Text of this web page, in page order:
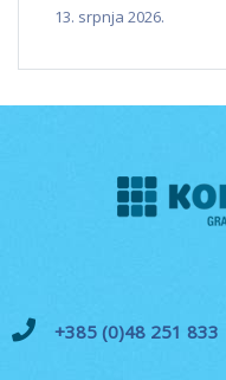
13. srpnja 2026.
+385 (0)48 251 833